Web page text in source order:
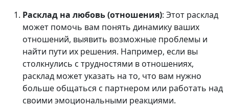
Расклад на любовь (отношения): Этот расклад
может помочь вам понять динамику ваших
отношений, выявить возможные проблемы и
найти пути их решения. Например, если вы
столкнулись с трудностями в отношениях,
расклад может указать на то, что вам нужно
больше общаться с партнером или работать над
своими эмоциональными реакциями.